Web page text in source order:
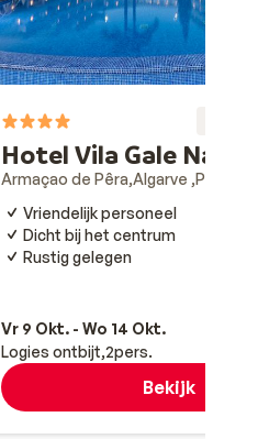
Hotel Vila Gale
Armaçao de Pêra Algarve Portugal
Vriendelijk personeel
Dicht bij het centrum
Rustig gelegen
Vr 9 Okt. - Wo 14 Okt.
Logies ontbijt 2pers.
Bekijk